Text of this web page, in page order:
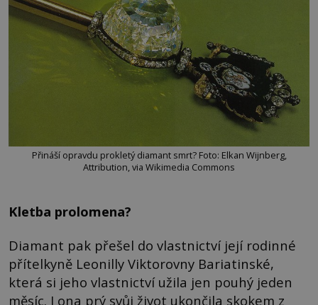
Přináší opravdu prokletý diamant smrt? Foto: Elkan Wijnberg,
Attribution, via Wikimedia Commons
Kletba prolomena?
Diamant pak přešel do vlastnictví její rodinné
přítelkyně Leonilly Viktorovny Bariatinské,
která si jeho vlastnictví užila jen pouhý jeden
měsíc. I ona prý svůj život ukončila skokem z